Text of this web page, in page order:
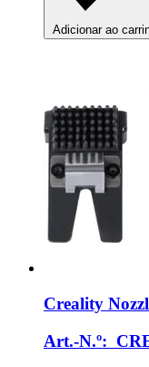
Adicionar ao
Creality
Art.-N.º: